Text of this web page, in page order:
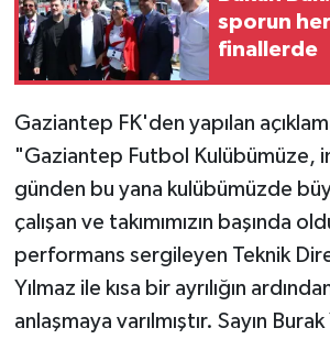
sporun
finallerde
Gaziantep FK'den yapılan
"Gaziantep Futbol Kulübümüze,
günden bu yana kulübümüzde
çalışan ve takımımızın başında
performans sergileyen Teknik
Yılmaz ile kısa bir ayrılığın
anlaşmaya varılmıştır. Sayın